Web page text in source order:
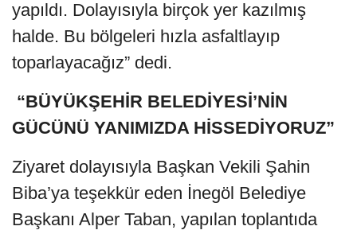
yapıldı. Dolayısıyla birçok yer kazılmış
halde. Bu bölgeleri hızla asfaltlayıp
toparlayacağız” dedi.
“BÜYÜKŞEHİR BELEDİYESİ’NİN
GÜCÜNÜ YANIMIZDA HİSSEDİYORUZ”
Ziyaret dolayısıyla Başkan Vekili Şahin
Biba’ya teşekkür eden İnegöl Belediye
Başkanı Alper Taban, yapılan toplantıda